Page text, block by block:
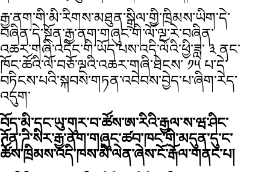
རྒྱ་ནག་གི་མི་རིགས་མཐུན་སྒྲིལ་གྱི་ཁྲིམས་ཡིག་དེ་
བཞིན་དེ་སྔོན་རྒྱ་ནག་གཞུང་གི་ལོ་ལྔ་རེ་བཞིན་
འཆར་གཞི་འདིང་གི་ཡོད་པས་འདི་ལོའི་ཕྱི་ཟླ་ ༣ ནང་
ཁོང་ཚོའི་ལོ་བཅོ་ལྔའི་འཆར་གཞི་ཐེངས་ ༡༥ པ་དེ་
བཏིངས་པའི་སྐབས་གཏན་འབེབས་བྱེད་པ་ཞིག་རེད་
འདུག་
བོད་མི་དང་ཡུ་གུར་བ་ཚོས་ཨ་རིའི་རྒྱལ་ས་ཝ་ཤིང་
ཊོན་ཌི་སིར་རྒྱ་ནག་གཞུང་ཚབ་ཁང་གི་མདུན་དུ་ང་
ཚོས་ཁྲིམས་འདི་ཁས་མི་ལེན་ཞེས་ངོ་རྒོལ་གནང་པ།